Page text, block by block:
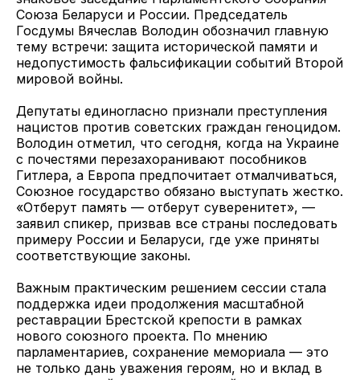
Союза Беларуси и России. Председатель
Госдумы Вячеслав Володин обозначил главную
тему встречи: защита исторической памяти и
недопустимость фальсификации событий Второй
мировой войны.
Депутаты единогласно признали преступления
нацистов против советских граждан геноцидом.
Володин отметил, что сегодня, когда на Украине
с почестями перезахоранивают пособников
Гитлера, а Европа предпочитает отмалчиваться,
Союзное государство обязано выступать жестко.
«Отберут память — отберут суверенитет», —
заявил спикер, призвав все страны последовать
примеру России и Беларуси, где уже приняты
соответствующие законы.
Важным практическим решением сессии стала
поддержка идеи продолжения масштабной
реставрации Брестской крепости в рамках
нового союзного проекта. По мнению
парламентариев, сохранение мемориала — это
не только дань уважения героям, но и вклад в